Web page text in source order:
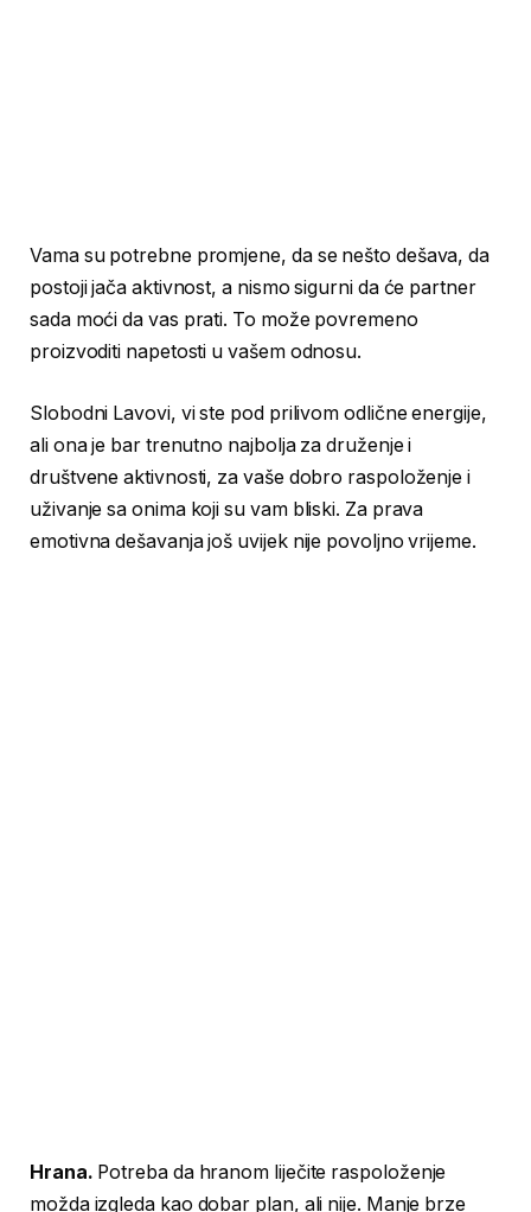
Vama su potrebne promjene, da se nešto dešava, da
postoji jača aktivnost, a nismo sigurni da će partner
sada moći da vas prati. To može povremeno
proizvoditi napetosti u vašem odnosu.
Slobodni Lavovi, vi ste pod prilivom odlične energije,
ali ona je bar trenutno najbolja za druženje i
društvene aktivnosti, za vaše dobro raspoloženje i
uživanje sa onima koji su vam bliski. Za prava
emotivna dešavanja još uvijek nije povoljno vrijeme.
Hrana. Potreba da hranom liječite raspoloženje
možda izgleda kao dobar plan, ali nije. Manje brze